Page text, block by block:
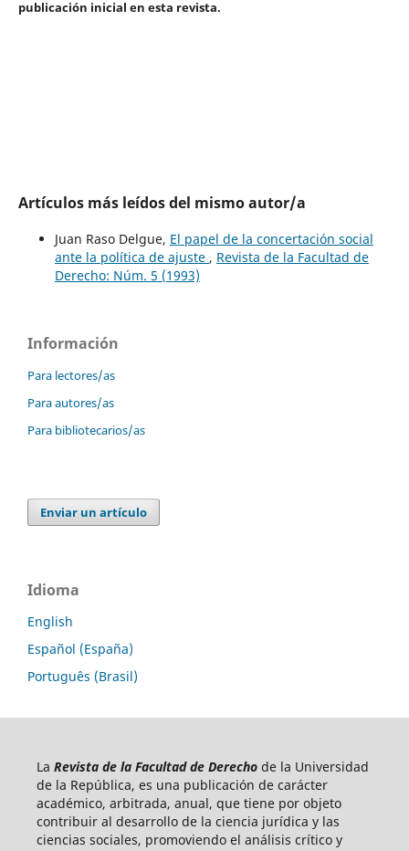
publicación inicial en esta revista.
Artículos más leídos del mismo autor/a
Juan Raso Delgue, El papel de la concertación social
ante la política de ajuste , Revista de la Facultad de
Derecho: Núm. 5 (1993)
Información
Para lectores/as
Para autores/as
Para bibliotecarios/as
Enviar un artículo
Idioma
English
Español (España)
Português (Brasil)
La Revista de la Facultad de Derecho de la Universidad
de la República, es una publicación de carácter
académico, arbitrada, anual, que tiene por objeto
contribuir al desarrollo de la ciencia jurídica y las
ciencias sociales, promoviendo el análisis crítico y